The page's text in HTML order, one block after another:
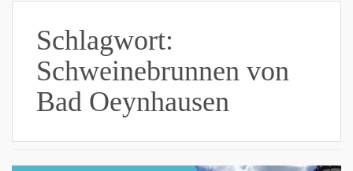
Schlagwort:
Schweinebrunnen von
Bad Oeynhausen